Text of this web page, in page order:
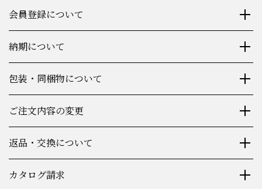
会員登録について
納期について
包装・同梱物について
ご注文内容の変更
返品・交換について
カタログ請求